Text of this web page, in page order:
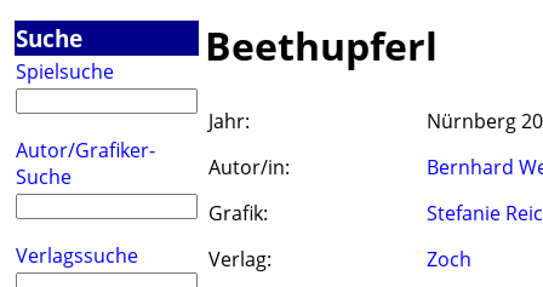
Suche
Spielsuche
Autor/Grafiker-
Suche
Verlagssuche
Beethupferl
Jahr:
Nürnberg
Autor/in:
Bernhard
Grafik:
Stefanie
Verlag:
Zoch